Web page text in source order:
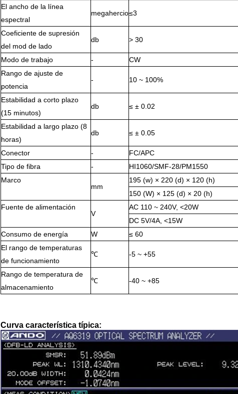
El ancho de la línea
espectral
megahercio≤3
Coeficiente de supresión
del mod de lado
db > 30
Modo de trabajo - CW
Rango de ajuste de
potencia
- 10 ~ 100%
Estabilidad a corto plazo
(15 minutos)
db ≤ ± 0.02
Estabilidad a largo plazo (8
horas)
db ≤ ± 0.05
Conector
- FC/APC
Tipo de fibra
- HI1060/SMF-28/PM1550
Marco
mm
195 (w) × 220 (d) × 120 (h)
150 (W) × 125 (d) × 20 (h)
Fuente de alimentación
V
AC 110 ~ 240V, <20W
DC 5V/4A, <15W
Consumo de energía
W ≤ 60
El rango de temperaturas
de funcionamiento
℃ -5 ~ +55
Rango de temperatura de
almacenamiento
℃ -40 ~ +85
Curva característica típica: